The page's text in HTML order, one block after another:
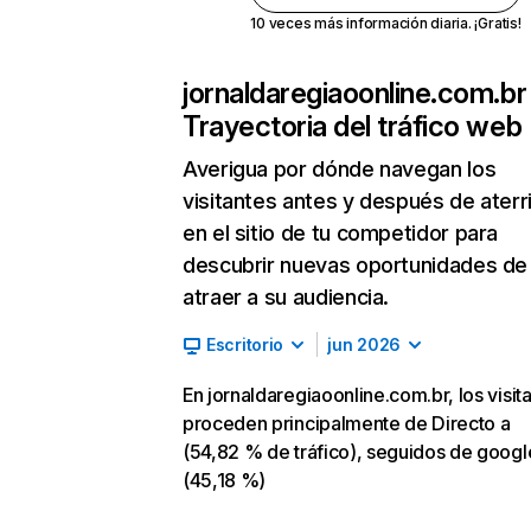
10 veces más información diaria. ¡Gratis!
jornaldaregiaoonline.com.br
Trayectoria del tráfico web
Averigua por dónde navegan los
visitantes antes y después de
en el sitio de tu competidor para
descubrir nuevas oportunidades de
atraer a su audiencia.
Escritorio jun 2026
En jornaldaregiaoonline.com.br, los
proceden principalmente de Directo a
(54,82 % de tráfico), seguidos de
(45,18 %)